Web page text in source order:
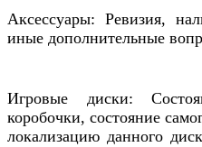
Аксессуары: Ревизия,
иные дополнительные
Игровые диски:
коробочки, состояние
локализацию данного